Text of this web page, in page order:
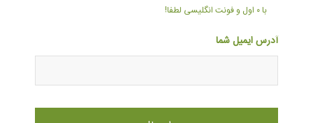
با ۰ اول و فونت انگلیسی لطفا!
آدرس ایمیل شما